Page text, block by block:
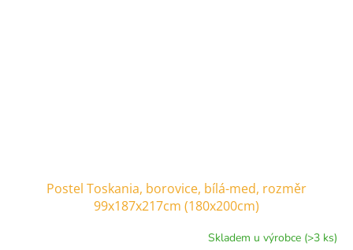
Postel Toskania, borovice, bílá-med, rozměr
99x187x217cm (180x200cm)
Skladem u výrobce (>3 ks)